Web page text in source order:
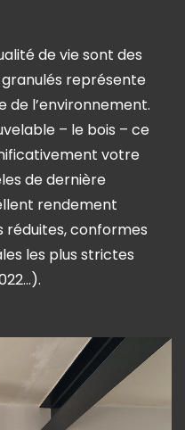
de vie sont des
représente
l’environnement.
– le bois – ce
votre
de dernière
rendement
réduites, conformes
les plus strictes